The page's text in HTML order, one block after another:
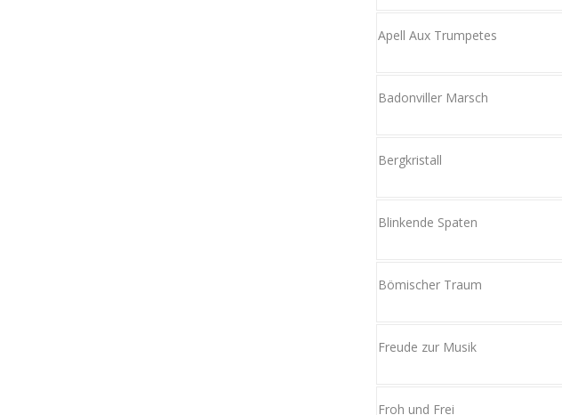
Apell Aux Trumpetes
Badonviller Marsch
Bergkristall
Blinkende Spaten
Bömischer Traum
Freude zur Musik
Froh und Frei